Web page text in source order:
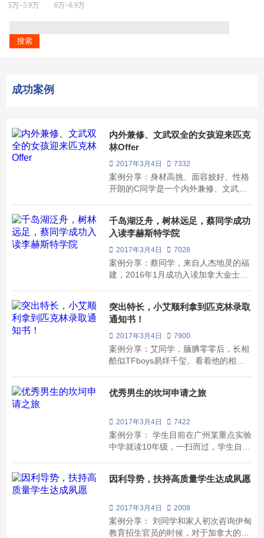
5万~5.9万
6万~6.9万
成功案例
内外兼修、文武双全的女孩迎来匹克
林Offer
2017年3月4日 7332
案例分享：身材高挑、面容姣好、性格
开朗的C同学是一个内外兼修、文武双
各类文艺节目，并已多次获得全市网球
比赛冠军，国内外各项绘画设计奖项。
家长和学生本人对自己的要求和期望非
常高，同...
千岛湖泛舟，树林远足，蔡同学成功
入读李赫斯特学院
2017年3月4日 7028
案例分享：蔡同学，来自人杰地灵的福
建，2016年1月成功入读加拿大金士顿
一的贴身境外服务。 一线顾问在为蔡同
学选校的过程中，一再与我沟通确认，
想为蔡同学寻找一个语言环境很好、中
国学生很...
突出特长，小艾顺利拿到匹克林录取
通知书！
2017年3月4日 7900
案例分享：艾同学，腼腆零零后，长相
酷似TFboys易烊千玺。看着他的相
一天一定用得着。 第一次见到艾同学一
北人少见的极小音量跟我详细介绍了一
下艾同学的...
优秀男生的坎坷申请之旅
2017年3月4日 7422
案例分享： 学生目前在广州某重点实验
中学就读10年级，一扫而过，学生自身
EGI申请中心同事一起探讨其原因，得
校的学生比较多，而且普遍比较优秀，
好些在读8,9...
因利导势，扶持高质量学生达成夙愿
2017年3月4日 2008
案例分享： 刘同学和家人初次咨询伊甸
教育招生官员的时候，对于加拿大的中